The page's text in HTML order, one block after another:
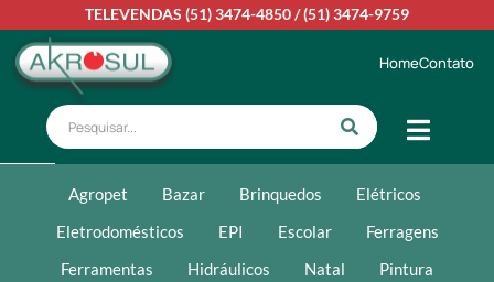
TELEVENDAS (51) 3474-4850/(51) 3474-9759
HomeContato
Agropet Bazar Brinquedos
Elétricos
Eletrodomésticos
EPI Escolar
Ferragens
Ferramentas
Hidráulicos Natal
Pintura